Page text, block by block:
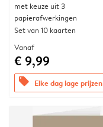
met keuze uit 3
papierafwerkingen
Set van 10 kaarten
Vanaf
€ 9,99
offers Elke dag lage prijzen